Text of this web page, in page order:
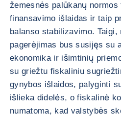
žemesnės palūkanų
finansavimo išlaidas ir taip
balanso stabilizavimo. Taigi,
pagerėjimas bus susijęs su
ekonomika ir išimtinių
su griežtu fiskaliniu
gynybos išlaidos, palyginti
išlieka didelės, o fiskalinė
numatoma, kad valstybės